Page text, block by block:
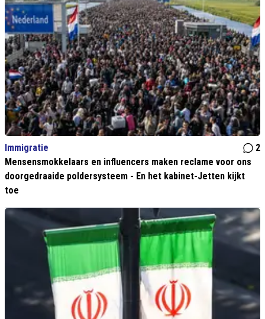
Immigratie
2
Mensensmokkelaars en influencers maken reclame voor ons
doorgedraaide poldersysteem - En het kabinet-Jetten kijkt
toe